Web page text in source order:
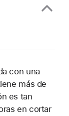
con una
más de
es tan
en cortar